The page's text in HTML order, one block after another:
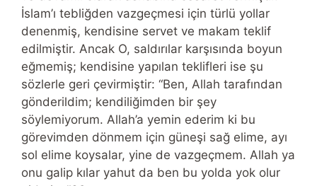
İslam’ı tebliğden vazgeçmesi için türlü yollar
denenmiş, kendisine servet ve makam teklif
edilmiştir. Ancak O, saldırılar karşısında boyun
eğmemiş; kendisine yapılan teklifleri ise şu
sözlerle geri çevirmiştir: “Ben, Allah tarafından
gönderildim; kendiliğimden bir şey
söylemiyorum. Allah’a yemin ederim ki bu
görevimden dönmem için güneşi sağ elime, ayı
sol elime koysalar, yine de vazgeçmem. Allah ya
onu galip kılar yahut da ben bu yolda yok olur